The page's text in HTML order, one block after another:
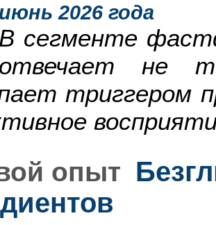
июнь 2026 года
В сегменте
отвечает не
триггером
опыт